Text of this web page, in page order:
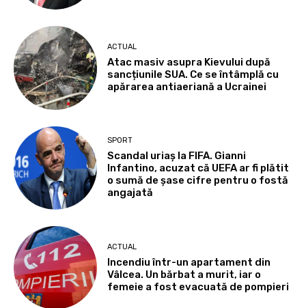
ACTUAL
Atac masiv asupra Kievului după
sancțiunile SUA. Ce se întâmplă cu
apărarea antiaeriană a Ucrainei
SPORT
Scandal uriaș la FIFA. Gianni
Infantino, acuzat că UEFA ar fi plătit
o sumă de șase cifre pentru o fostă
angajată
ACTUAL
Incendiu într-un apartament din
Vâlcea. Un bărbat a murit, iar o
femeie a fost evacuată de pompieri